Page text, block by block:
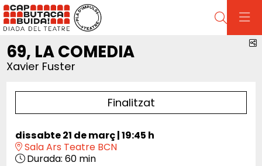
Cerca
69, LA COMEDIA
Xavier Fuster
Finalitzat
dissabte 21 de març|19:45 h
Sala Ars Teatre BCN
Durada: 60 min